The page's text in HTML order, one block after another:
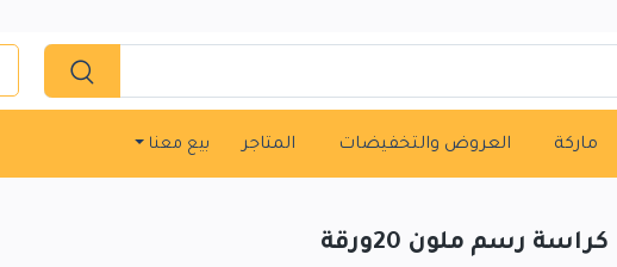
ماركة العروض والتخفيضات المتاجر بيع معنا
كراسة رسم ملون 20ورقة